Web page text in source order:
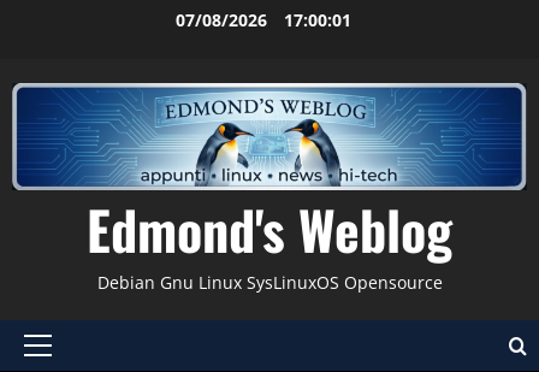
07/08/2026 17:00:02
Edmond's Weblog
Debian Gnu Linux SysLinuxOS Opensource
Menu